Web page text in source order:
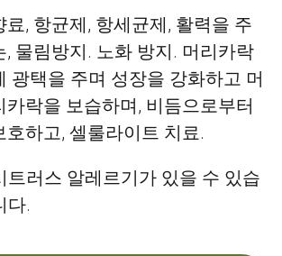
료, 항균제, 항세균제, 활력을 주
, 물림방지. 노화 방지. 머리카락
광택을 주며 성장을 강화하고 머
카락을 보습하며, 비듬으로부터
호하고, 셀룰라이트 치료.
트러스 알레르기가 있을 수 있습
다.